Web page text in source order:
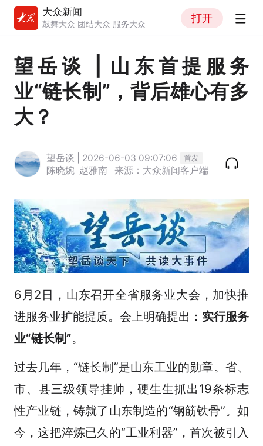
大众新闻
鼓舞大众 团结大众 服务大众
打开
望岳谈 | 山东首提服务
业“链长制”，背后雄心有多
大？
望岳谈 | 2026-06-03 09:07:06 首发
陈晓婉 赵雅南 来源：大众新闻客户端
6月2日，山东召开全省服务业大会，加快推
进服务业扩能提质。会上明确提出： 实行服务
业“链长制”。
过去几年，“链长制”是山东工业的勋章。省、
市、县三级领导挂帅，硬生生抓出19条标志
性产业链，铸就了山东制造的“钢筋铁骨”。如
今，这把淬炼已久的“工业利器”，首次被引入